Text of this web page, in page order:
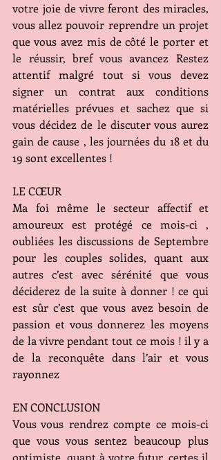
votre joie de vivre feront des miracles,
vous allez pouvoir reprendre un projet
que vous avez mis de côté le porter et
le réussir, bref vous avancez Restez
attentif malgré tout si vous devez
signer un contrat aux conditions
matérielles prévues et sachez que si
vous décidez de le discuter vous aurez
gain de cause , les journées du 18 et du
19 sont excellentes !
LE CŒUR
Ma foi même le secteur affectif et
amoureux est protégé ce mois-ci ,
oubliées les discussions de Septembre
pour les couples solides, quant aux
autres c’est avec sérénité que vous
déciderez de la suite à donner ! ce qui
est sûr c’est que vous avez besoin de
passion et vous donnerez les moyens
de la vivre pendant tout ce mois ! il y a
de la reconquête dans l’air et vous
rayonnez
EN CONCLUSION
Vous vous rendrez compte ce mois-ci
que vous vous sentez beaucoup plus